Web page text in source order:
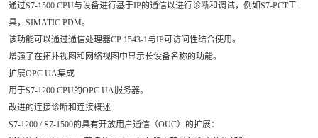
通过S7-1500 CPU与设备进行基于IP的通信以进行诊断和调试，例如S7-PCT工
具，SIMATIC PDM。
该功能可以通过通信处理器CP 1543-1与IP可访问性结合使用。
增强了在拓扑视图和网络视图中显示长设备名称的功能。
扩展OPC UA集成
用于S7-1200 CPU的OPC UA服务器。
改进的连接诊断和连接概述
S7-1200 / S7-1500的具有开放用户通信（OUC）的扩展：